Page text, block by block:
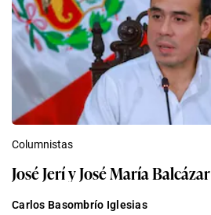
Columnistas
José Jerí y José María Balcázar
Carlos Basombrío Iglesias